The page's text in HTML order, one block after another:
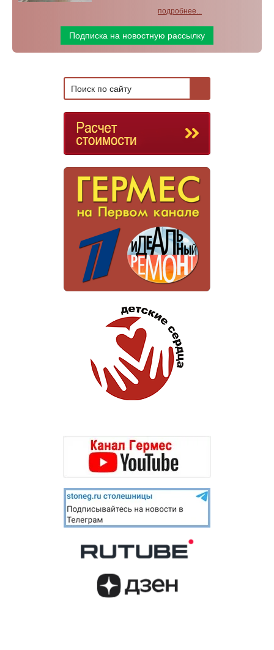
подробнее...
Подписка на новостную рассылку